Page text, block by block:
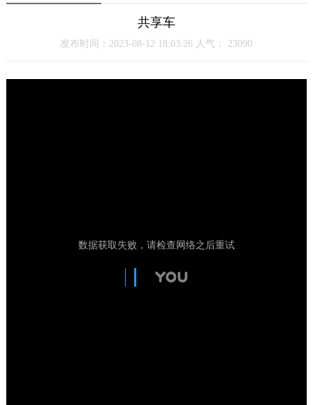
共享车
发布时间：2023-08-12 18:03:26 人气： 23090